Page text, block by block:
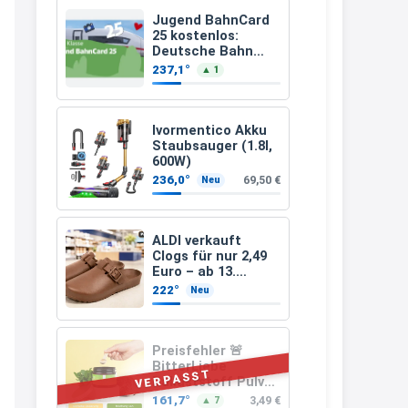
Jugend BahnCard
25 kostenlos:
Deutsche Bahn
verschenkt
BahnCard an
Kinder und
Jugendliche
237,1° ▲ 1
Ivormentico Akku
Staubsauger (1.8l,
600W)
236,0° Neu 69,50 €
ALDI verkauft
Clogs für nur 2,49
Euro – ab 13.
August gibt es sie
in drei Farben
222° Neu
VERPASST
Preisfehler 🚨
BitterLiebe
Ballaststoff Pulver
(Mix aus
161,7° ▲ 7 3,49 €
müsste schon stornieren und
nochmal bestellen, da man
Rabattcodes oder auch
Warenkorb oder an der Kasse
VOR dem Kauf einlösen kann.
17:06
↩
Och siche den Gutschein
fürmeggelebaguetts
Kerstin
Meggle bagett Gutschein code